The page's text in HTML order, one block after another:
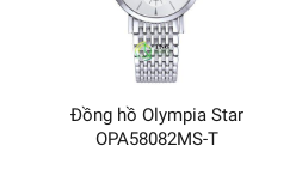
Đồng hồ Olympia Star
OPA58082MS-T